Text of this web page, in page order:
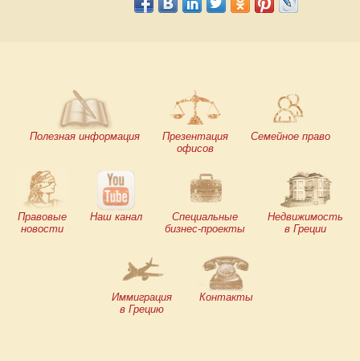
Полезная информация
Презентация
офисов
Семейное право
Правовые
новости
Наш канал
Специальные
бизнес-проекты
Недвижимость
в Греции
Иммиграция
в Грецию
Контакты